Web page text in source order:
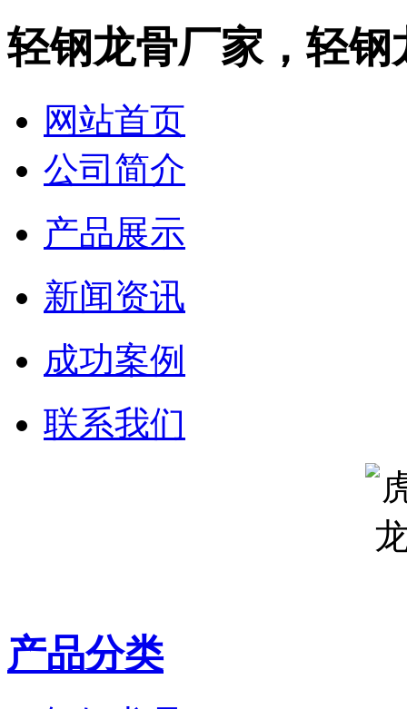
轻钢龙骨厂家，轻
网站首页
公司简介
产品展示
新闻资讯
成功案例
联系我们
产品分类